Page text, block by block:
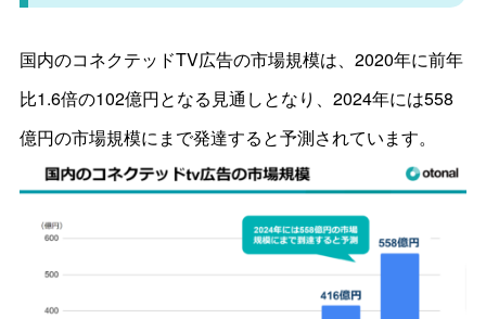
国内のコネクテッドTV広告の市場規模は、2020年に前年
比1.6倍の102億円となる見通しとなり、2024年には558
億円の市場規模にまで発達すると予測されています。